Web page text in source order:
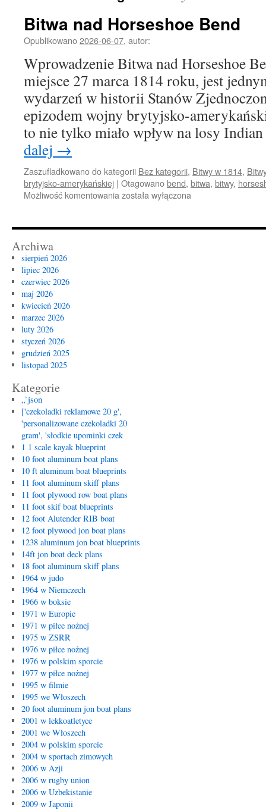
Bitwa nad Horseshoe Bend
Opublikowano2026-06-07, autor:
Wprowadzenie Bitwa nad Horseshoe
miejsce 27 marca 1814 roku, jest
wydarzeń w historii Stanów
epizodem wojny brytyjsko-
to nie tylko miało wpływ na losy
dalej →
Zaszufladkowano do kategorii Bez kategorii, Bitwy w 1814,
brytyjsko-amerykańskiej | Otagowanobend, bitwa, bitwy,
Możliwość komentowania Bitwa
Bend
została wyłączona
Archiwa
sierpień 2026
lipiec 2026
czerwiec 2026
maj 2026
kwiecień 2026
marzec 2026
luty 2026
styczeń 2026
grudzień 2025
listopad 2025
Kategorie
„`json
['czekoladki reklamowe 20 g',
'personalizowane czekoladki 20
gram', 'słodkie upominki czek
1 1 scale kayak blueprint
10 foot aluminum boat plans
10 ft aluminum boat blueprints
11 foot aluminum skiff plans
11 foot plywood row boat plans
11 foot skif boat blueprints
12 foot Alutender RIB boat
12 foot plywood jon boat plans
1238 aluminum jon boat blueprints
14ft jon boat deck plans
18 foot aluminum skiff plans
1964 w judo
1964 w Niemczech
1966 w boksie
1971 w Europie
1971 w piłce nożnej
1975 w ZSRR
1976 w piłce nożnej
1976 w polskim sporcie
1977 w piłce nożnej
1995 w filmie
1995 we Włoszech
20 foot aluminum jon boat plans
2001 w lekkoatletyce
2001 we Włoszech
2004 w polskim sporcie
2004 w sportach zimowych
2006 w Azji
2006 w rugby union
2006 w Uzbekistanie
2009 w Japonii